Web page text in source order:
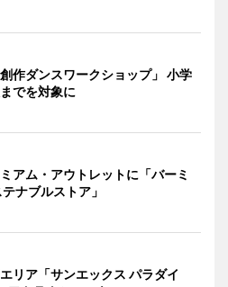
作ダンスワークショップ」 小学
でを対象に
アム・アウトレットに「バーミ
ナブルストア」
リア「サンエックス パラダイ